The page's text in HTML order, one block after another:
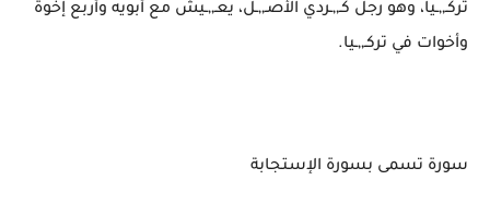
تركـ,,ـيا، وهو رجل كـ,,ـردي الأصـ,,ـل، يعـ,,ـيش مع أبويه وأربع إخوة
وأخوات في تركـ,,ـيا.
سورة تسمى بسورة الإستجابة